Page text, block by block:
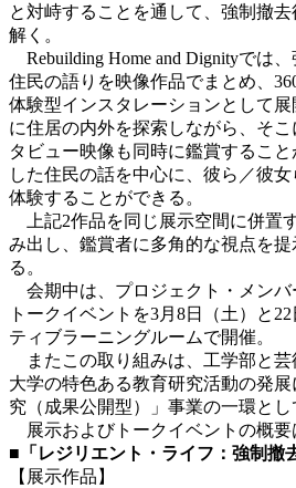
と対峙することを通して、強制撤
解く。
Rebuilding Home and Dignityでは
住民の語りを映像作品でまとめ、
体験型インスタレーションとして
に住居の内外を探索しながら、そ
タビュー映像も同時に鑑賞するこ
した住民の話を中心に、彼ら／彼
体験することができる。
上記2作品を同じ展示空間に併置
み出し、鑑賞者に多角的な視点を
る。
会期中は、プロジェクト・メンバ
トークイベントを3月8日（土）と
ティブラーニングルームで開催。
またこの取り組みは、工学部と芸
大学の特色ある教育研究活動の発
究（成果公開型）」事業の一環とし
展示およびトークイベントの概要
■ 「レジリエント・ライフ：強制撤
【展示作品】